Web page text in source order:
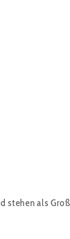
als